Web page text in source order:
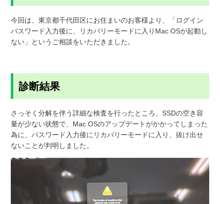
今回は、東京都千代田区にお住まいのお客様より、「ログイン
パスワード入力後に、リカバリーモードに入りMac OSが起動し
ない」というご相談をいただきました。
診断結果
さっそく分解を伴う詳細な検査を行ったところ、SSDの空き容
量が少ない状態で、Mac OSのアップデートがかかってしまった
為に、パスワード入力後にリカバリーモードに入り、抜け出せ
ないことが判明しました。